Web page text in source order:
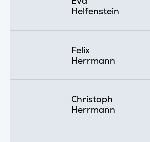
Helfenstein
Felix
Herrmann
Christoph
Herrmann